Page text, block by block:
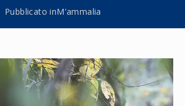
Pubblicato inM'ammalia